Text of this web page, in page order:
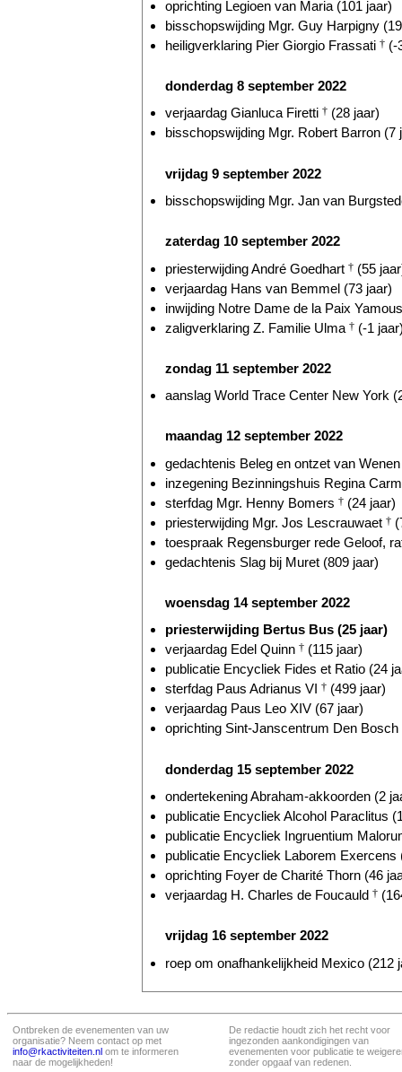
oprichting Legioen van Maria (101 jaar)
bisschopswijding Mgr. Guy Harpigny
heiligverklaring Pier Giorgio Frassati † (-
donderdag 8 september 2022
verjaardag Gianluca Firetti † (28 jaar)
bisschopswijding Mgr. Robert Barron (7
vrijdag 9 september 2022
bisschopswijding Mgr. Jan van
zaterdag 10 september 2022
priesterwijding André Goedhart † (55
verjaardag Hans van Bemmel (73 jaar)
inwijding Notre Dame de la Paix
zaligverklaring Z. Familie Ulma † (-1
zondag 11 september 2022
aanslag World Trace Center New York
maandag 12 september 2022
gedachtenis Beleg en ontzet van
inzegening Bezinningshuis Regina
sterfdag Mgr. Henny Bomers † (24 jaar)
priesterwijding Mgr. Jos Lescrauwaet †
toespraak Regensburger rede Geloof,
gedachtenis Slag bij Muret (809 jaar)
woensdag 14 september 2022
priesterwijding Bertus Bus (25 jaar)
verjaardag Edel Quinn † (115 jaar)
publicatie Encycliek Fides et Ratio (24
sterfdag Paus Adrianus VI † (499 jaar)
verjaardag Paus Leo XIV (67 jaar)
oprichting Sint-Janscentrum Den Bosch
donderdag 15 september 2022
ondertekening Abraham-akkoorden (2
publicatie Encycliek Alcohol Paraclitus
publicatie Encycliek Ingruentium
publicatie Encycliek Laborem Exercens
oprichting Foyer de Charité Thorn (46
verjaardag H. Charles de Foucauld †
vrijdag 16 september 2022
roep om onafhankelijkheid Mexico (212
Ontbreken de evenementen van uw
organisatie? Neem contact op met
info@rkactiviteiten.nl om te informeren
naar de mogelijkheden!
De redactie houdt zich het recht voor
ingezonden aankondigingen van
evenementen voor publicatie te
zonder opgaaf van redenen.